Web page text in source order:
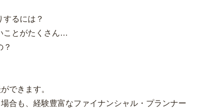
るには？
ことがたくさん…
？
できます。
合も、経験豊富なファイナンシャル・プランナー